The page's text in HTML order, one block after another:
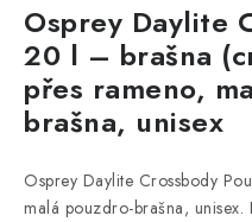
Osprey Daylite
20 l – brašna
přes rameno,
brašna, unisex
Osprey Daylite Crossbody
malá pouzdro-brašna,